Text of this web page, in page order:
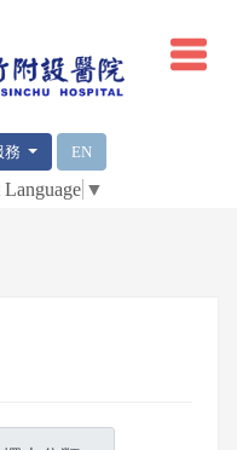
務 EN
Language ▼